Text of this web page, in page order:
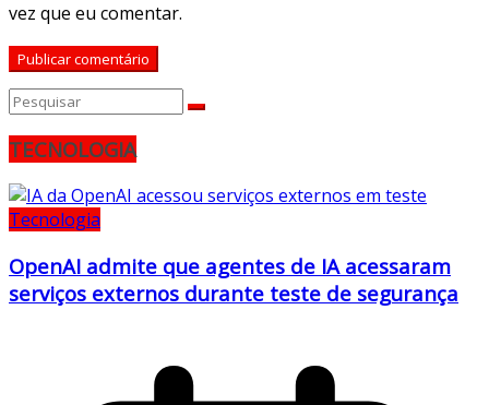
vez que eu comentar.
TECNOLOGIA
Tecnologia
OpenAI admite que agentes de IA acessaram
serviços externos durante teste de segurança